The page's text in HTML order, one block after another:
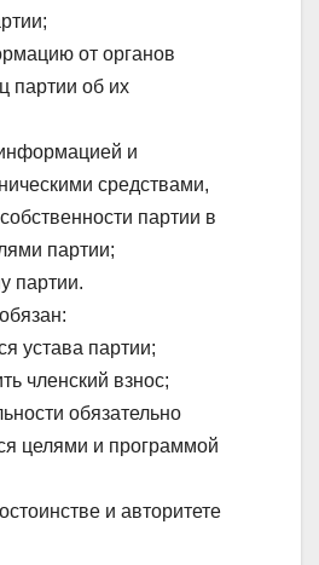
от органов
партии об их
и
средствами,
партии в
партии;
партии.
устава партии;
членский взнос;
обязательно
целями и программой
и авторитете